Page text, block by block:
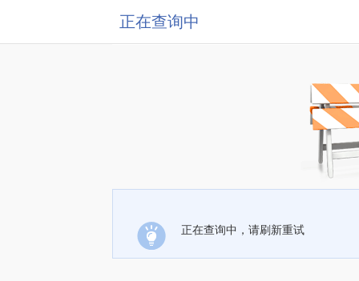
正在查询中
正在查询中，请刷新重试